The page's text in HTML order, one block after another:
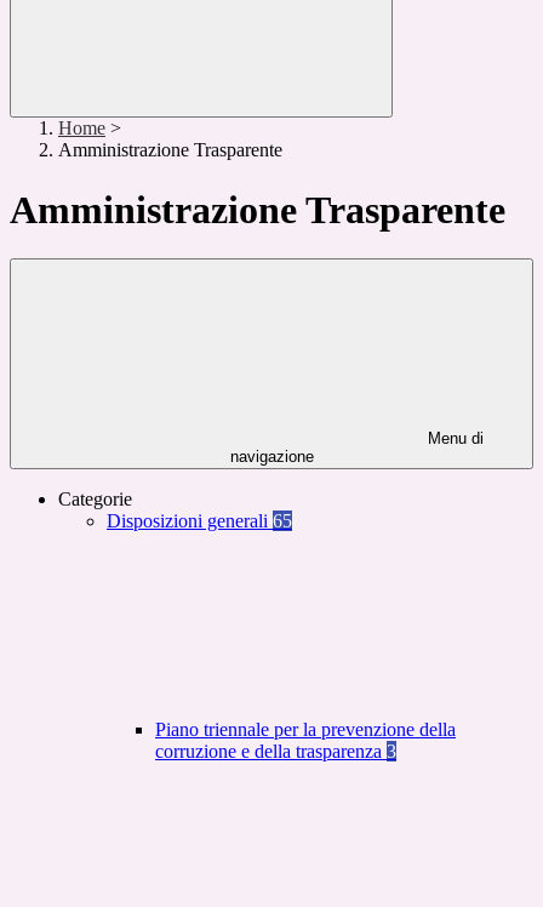
Home >
Amministrazione Trasparente
Amministrazione Trasparente
Menu di
navigazione
Categorie
Disposizioni generali 65
Piano triennale per la prevenzione della
corruzione e della trasparenza 3